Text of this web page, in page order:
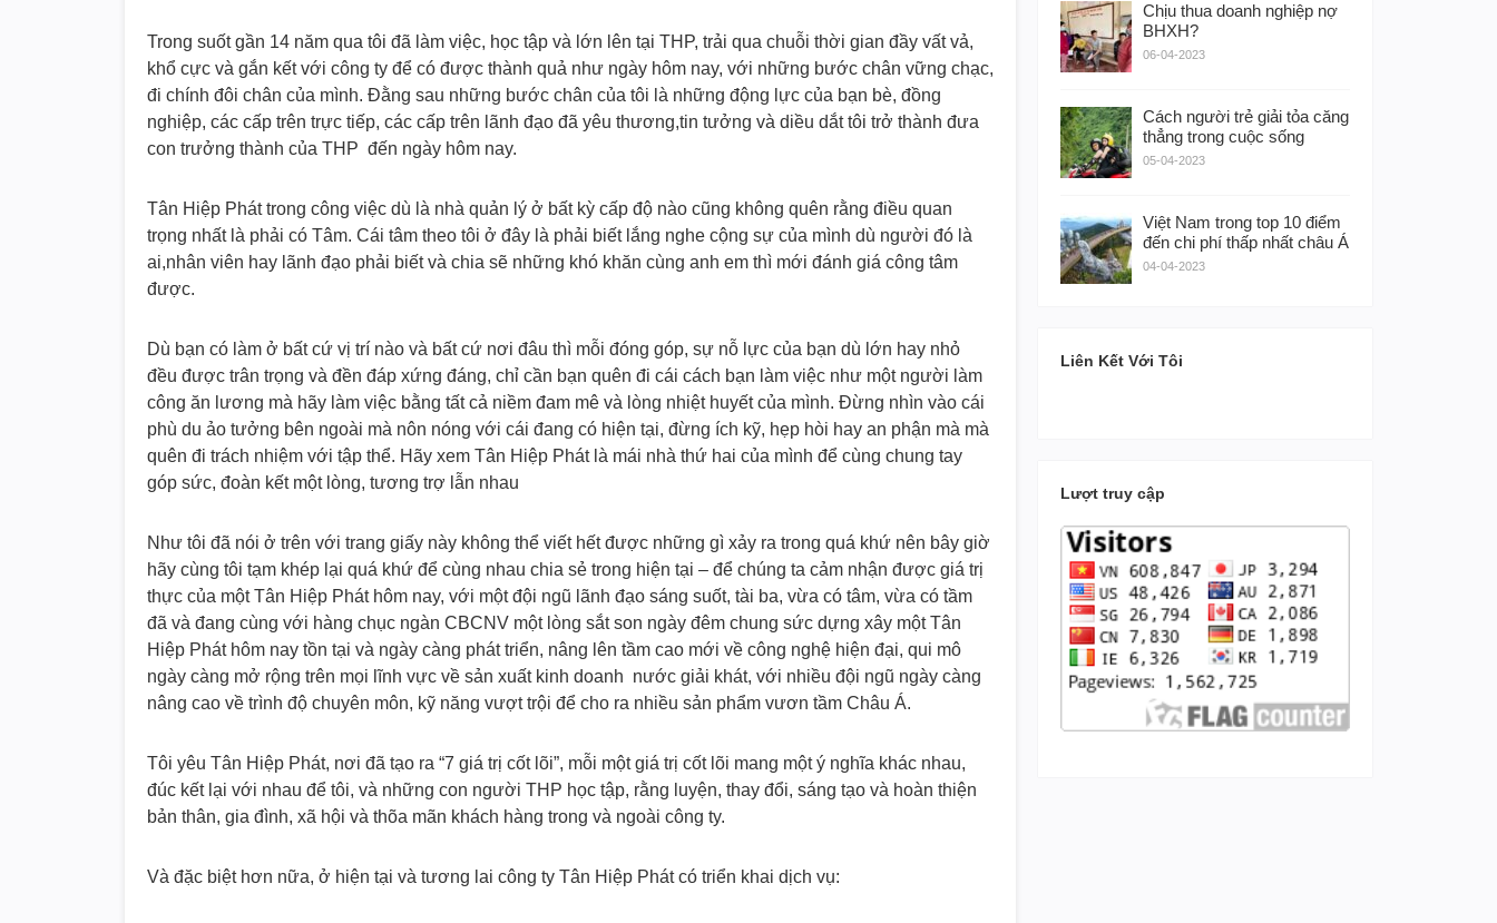
Trong suốt gần 14 năm qua tôi đã làm việc, học tập và lớn lên tại THP, trải qua chuỗi thời gian đầy vất vả,
khổ cực và gắn kết với công ty để có được thành quả như ngày hôm nay, với những bước chân vững chạc,
đi chính đôi chân của mình. Đằng sau những bước chân của tôi là những động lực của bạn bè, đồng
nghiệp, các cấp trên trực tiếp, các cấp trên lãnh đạo đã yêu thương,tin tưởng và diều dắt tôi trở thành đưa
con trưởng thành của THP đến ngày hôm nay.
Tân Hiệp Phát trong công việc dù là nhà quản lý ở bất kỳ cấp độ nào cũng không quên rằng điều quan
trọng nhất là phải có Tâm. Cái tâm theo tôi ở đây là phải biết lắng nghe cộng sự của mình dù người đó là
ai,nhân viên hay lãnh đạo phải biết và chia sẽ những khó khăn cùng anh em thì mới đánh giá công tâm
được.
Dù bạn có làm ở bất cứ vị trí nào và bất cứ nơi đâu thì mỗi đóng góp, sự nỗ lực của bạn dù lớn hay nhỏ
đều được trân trọng và đền đáp xứng đáng, chỉ cần bạn quên đi cái cách bạn làm việc như một người làm
công ăn lương mà hãy làm việc bằng tất cả niềm đam mê và lòng nhiệt huyết của mình. Đừng nhìn vào cái
phù du ảo tưởng bên ngoài mà nôn nóng với cái đang có hiện tại, đừng ích kỹ, hẹp hòi hay an phận mà mà
quên đi trách nhiệm với tập thể. Hãy xem Tân Hiệp Phát là mái nhà thứ hai của mình để cùng chung tay
góp sức, đoàn kết một lòng, tương trợ lẫn nhau
Như tôi đã nói ở trên với trang giấy này không thể viết hết được những gì xảy ra trong quá khứ nên bây giờ
hãy cùng tôi tạm khép lại quá khứ để cùng nhau chia sẻ trong hiện tại – để chúng ta cảm nhận được giá trị
thực của một Tân Hiệp Phát hôm nay, với một đội ngũ lãnh đạo sáng suốt, tài ba, vừa có tâm, vừa có tầm
đã và đang cùng với hàng chục ngàn CBCNV một lòng sắt son ngày đêm chung sức dựng xây một Tân
Hiệp Phát hôm nay tồn tại và ngày càng phát triển, nâng lên tầm cao mới về công nghệ hiện đại, qui mô
ngày càng mở rộng trên mọi lĩnh vực về sản xuất kinh doanh nước giải khát, với nhiều đội ngũ ngày càng
nâng cao về trình độ chuyên môn, kỹ năng vượt trội để cho ra nhiều sản phẩm vươn tầm Châu Á.
Tôi yêu Tân Hiệp Phát, nơi đã tạo ra “7 giá trị cốt lõi”, mỗi một giá trị cốt lõi mang một ý nghĩa khác nhau,
đúc kết lại với nhau để tôi, và những con người THP học tập, rằng luyện, thay đổi, sáng tạo và hoàn thiện
bản thân, gia đình, xã hội và thõa mãn khách hàng trong và ngoài công ty.
Và đặc biệt hơn nữa, ở hiện tại và tương lai công ty Tân Hiệp Phát có triển khai dịch vụ:
Chịu thua doanh nghiệp nợ
BHXH?
06-04-2023
Cách người trẻ giải tỏa căng
thẳng trong cuộc sống
05-04-2023
Việt Nam trong top 10 điểm
đến chi phí thấp nhất châu Á
04-04-2023
Liên Kết Với Tôi
Lượt truy cập